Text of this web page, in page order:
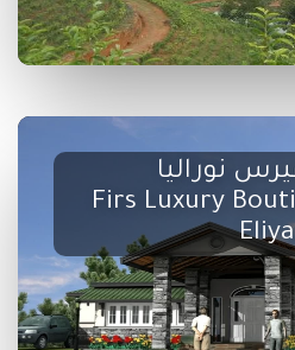
نوراليا
Firs Luxury
Eliya